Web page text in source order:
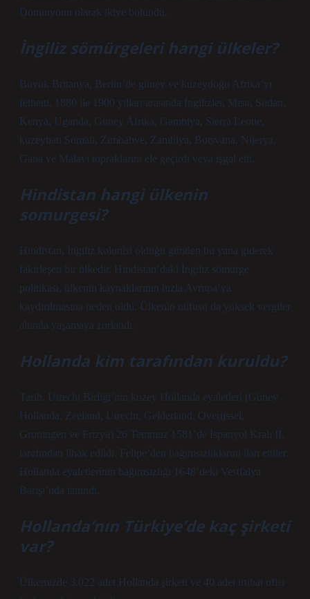
Dominyonu olarak ikiye bölündü.
İngiliz sömürgeleri hangi ülkeler?
Büyük Britanya, Berlin’de güney ve kuzeydoğu Afrika’yı
fethetti. 1880 ile 1900 yılları arasında İngilizler, Mısır, Sudan,
Kenya, Uganda, Güney Afrika, Gambiya, Sierra Leone,
kuzeybatı Somali, Zimbabve, Zambiya, Botsvana, Nijerya,
Gana ve Malavi topraklarını ele geçirdi veya işgal etti.
Hindistan hangi ülkenin
somurgesi?
Hindistan, İngiliz kolonisi olduğu günden bu yana giderek
fakirleşen bir ülkedir. Hindistan’daki İngiliz sömürge
politikası, ülkenin kaynaklarının hızla Avrupa’ya
kaydırılmasına neden oldu. Ülkenin nüfusu da yüksek vergiler
altında yaşamaya zorlandı.
Hollanda kim tarafından kuruldu?
Tarih. Utrecht Birliği’nin kuzey Hollanda eyaletleri (Güney
Hollanda, Zeeland, Utrecht, Gelderland, Overijssel,
Groningen ve Frizya) 26 Temmuz 1581’de İspanyol Kralı II.
tarafından ilhak edildi. Felipe’den bağımsızlıklarını ilan ettiler.
Hollanda eyaletlerinin bağımsızlığı 1648’deki Vestfalya
Barışı’nda tanındı.
Hollanda’nın Türkiye’de kaç şirketi
var?
Ülkemizde 3.022 adet Hollanda şirketi ve 40 adet irtibat ofisi